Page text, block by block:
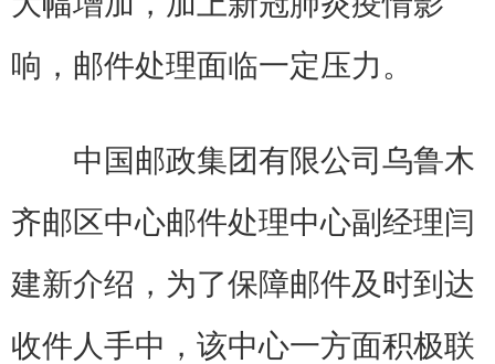
响，邮件处理面临一定压力。
中国邮政集团有限公司乌鲁木
齐邮区中心邮件处理中心副经理闫
建新介绍，为了保障邮件及时到达
收件人手中，该中心一方面积极联